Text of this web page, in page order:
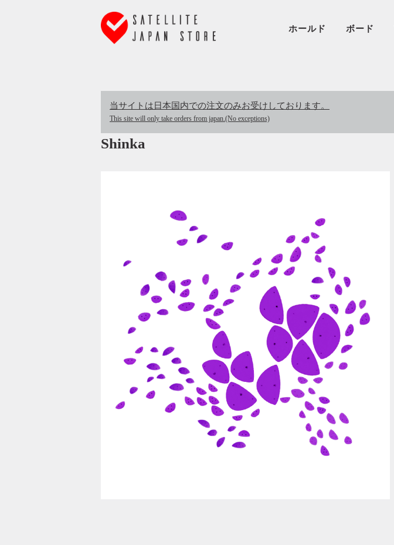
ホールド ボード
当サイトは日本国内での注文のみお受けしております。
This site will only take orders from japan.(No exceptions)
Shinka